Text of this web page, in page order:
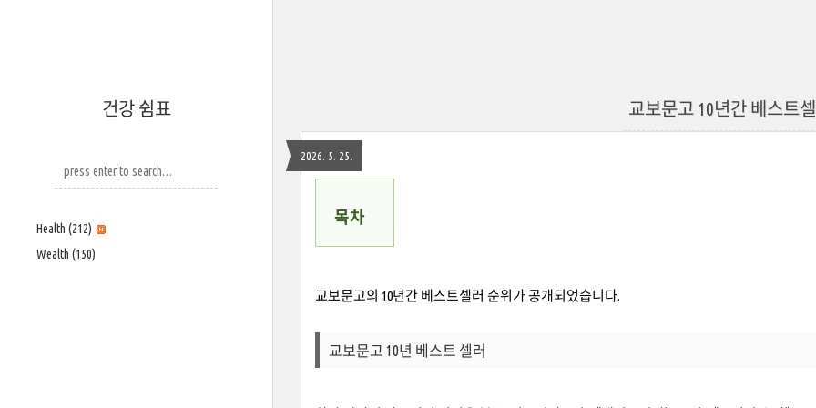
건강 쉼표
Health (212)
Wealth (150)
교보문고 10년간 베스트
2026. 5. 25.
목차
교보문고의 10년간 베스트셀러 순위가 공개되었습니다.
교보문고 10년 베스트 셀러